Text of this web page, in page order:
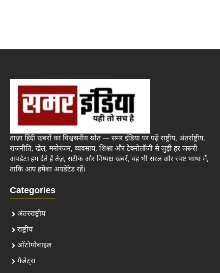
ताज़ा हिंदी खबरों का विश्वसनीय स्रोत — समर इंडिया पर पढ़ें राष्ट्रीय, अंतर्राष्ट्रीय,
राजनीति, खेल, मनोरंजन, व्यवसाय, शिक्षा और टेक्नोलॉजी से जुड़ी हर जरूरी
अपडेट। हम देते हैं तेज़, सटीक और निष्पक्ष खबरें, वह भी सरल और स्पष्ट भाषा में,
ताकि आप हमेशा अपडेटेड रहें।
Categories
अंतरराष्ट्रीय
राष्ट्रीय
ऑटोमोबाइल
गैजेट्स